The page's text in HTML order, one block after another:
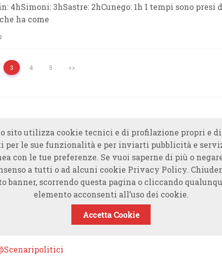
4hSimoni: 3hSastre: 2hCunego: 1h I tempi sono presi
ha come
3 4 5 >>
sito utilizza cookie tecnici e di profilazione propri e
per le sue funzionalità e per inviarti pubblicità e
con le tue preferenze. Se vuoi saperne di più o
a tutti o ad alcuni cookie Privacy Policy.
banner, scorrendo questa pagina o cliccando
elemento acconsenti all’uso dei cookie.
Accetta Cookie